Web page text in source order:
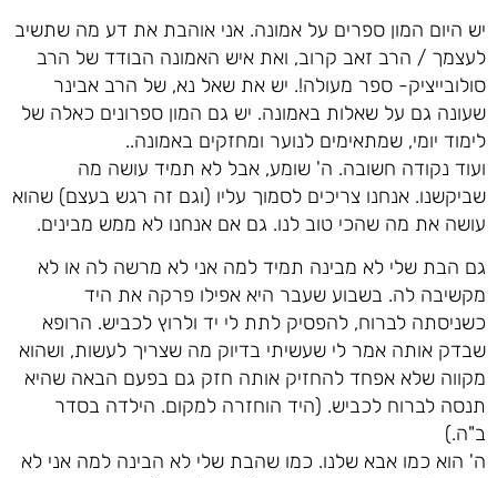
יש היום המון ספרים על אמונה. אני אוהבת את דע מה שתשיב
לעצמך / הרב זאב קרוב, ואת איש האמונה הבודד של הרב
סולובייציק- ספר מעולה!. יש את שאל נא, של הרב אבינר
שעונה גם על שאלות באמונה. יש גם המון ספרונים כאלה של
לימוד יומי, שמתאימים לנוער ומחזקים באמונה..
ועוד נקודה חשובה. ה' שומע, אבל לא תמיד עושה מה
שביקשנו. אנחנו צריכים לסמוך עליו (וגם זה רגש בעצם) שהוא
עושה את מה שהכי טוב לנו. גם אם אנחנו לא ממש מבינים.
גם הבת שלי לא מבינה תמיד למה אני לא מרשה לה או לא
מקשיבה לה. בשבוע שעבר היא אפילו פרקה את היד
כשניסתה לברוח, להפסיק לתת לי יד ולרוץ לכביש. הרופא
שבדק אותה אמר לי שעשיתי בדיוק מה שצריך לעשות, ושהוא
מקווה שלא אפחד להחזיק אותה חזק גם בפעם הבאה שהיא
תנסה לברוח לכביש. (היד הוחזרה למקום. הילדה בסדר
ב"ה.)
ה' הוא כמו אבא שלנו. כמו שהבת שלי לא הבינה למה אני לא